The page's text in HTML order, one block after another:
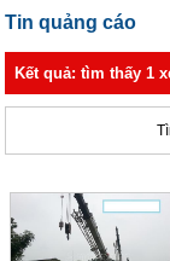
Tin quảng cáo
Kết quả: tìm thấy 1